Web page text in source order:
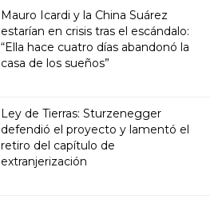
Mauro Icardi y la China Suárez
estarían en crisis tras el escándalo:
“Ella hace cuatro días abandonó la
casa de los sueños”
Ley de Tierras: Sturzenegger
defendió el proyecto y lamentó el
retiro del capítulo de
extranjerización